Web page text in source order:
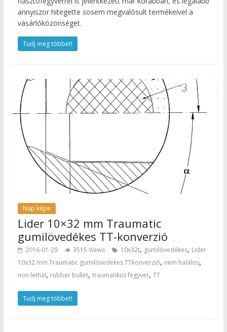
annyiszor hitegette sosem megvalósult termékeivel a
vásárlóközönséget.
Tudj meg többet!
Nap képe
Lider 10×32 mm Traumatic
gumilövedékes TT-konverzió
2016-01-29 3515 Views 10x32t, gumilövedékes, Lider
10x32 mm Traumatic gumilövedékes TTkonverzió, nem halálos,
non lethal, rubber bullet, traumatikus fegyver, TT
Tudj meg többet!